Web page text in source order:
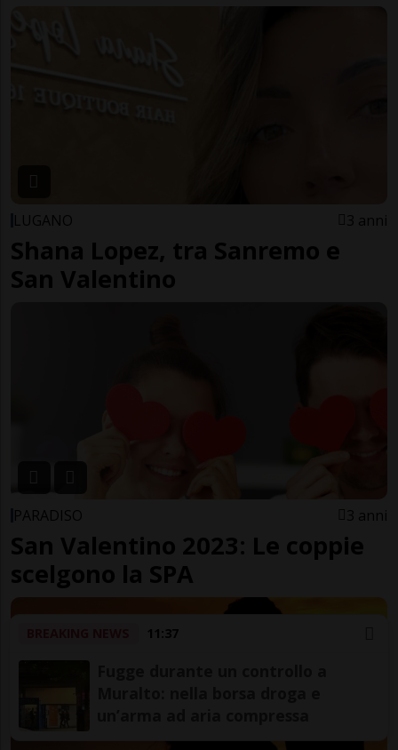
11:37
LUGANO 3 anni
Shana Lopez, tra Sanremo e
San Valentino
PARADISO 3 anni
San Valentino 2023: Le coppie
scelgono la SPA